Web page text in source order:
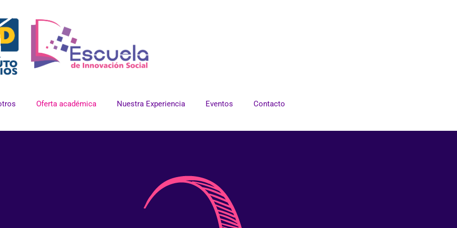
Oferta académica Nuestra Experiencia Eventos Contacto